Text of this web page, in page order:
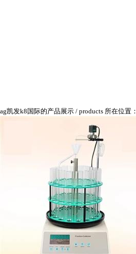
ag凯发k8国际的产品展示 / products 所在位置：